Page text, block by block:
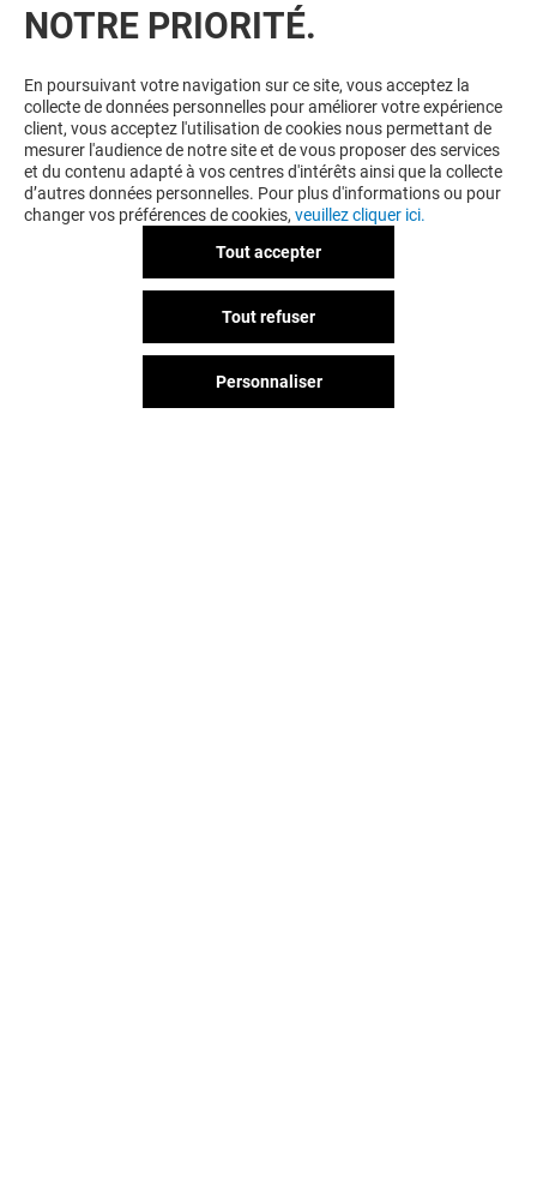
VOUS EN VOULEZ PLUS ? VOUS
AIMEREZ PEUT-ÊTRE
SOLA RAMEN
NOTRE PRIORITÉ.
En poursuivant votre navigation sur ce site, vous acceptez la
collecte de données personnelles pour améliorer votre expérience
client, vous acceptez l'utilisation de cookies nous permettant de
mesurer l'audience de notre site et de vous proposer des services
et du contenu adapté à vos centres d'intérêts ainsi que la collecte
d’autres données personnelles. Pour plus d'informations ou pour
changer vos préférences de cookies, veuillez cliquer ici.
Tout accepter
Tout refuser
Personnaliser